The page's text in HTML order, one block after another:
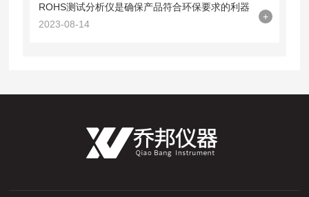
ROHS测试分析仪是确保产品符合环保要求的利器
2023-08-14
+